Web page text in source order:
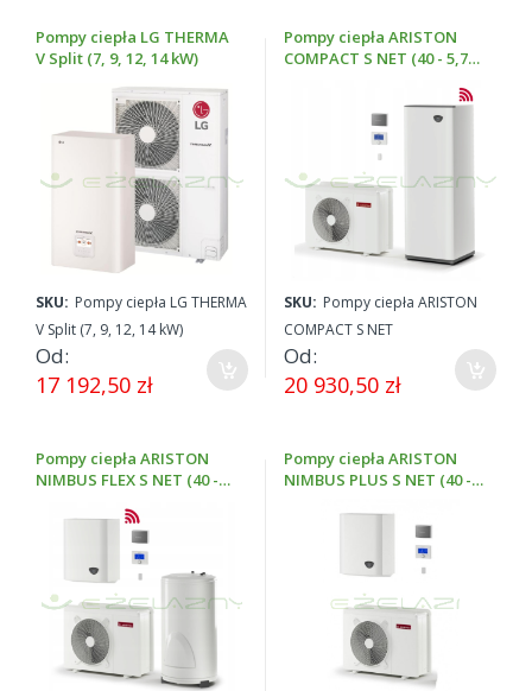
Pompy ciepła LG THERMA
V Split (7, 9, 12, 14 kW)
SKU: Pompy ciepła LG THERMA
V Split (7, 9, 12, 14 kW)
Od
17 192,50 zł
Pompy ciepła ARISTON
COMPACT S NET (40 - 5,7
SKU: Pompy ciepła ARISTON
COMPACT S NET
Od
20 930,50 zł
Pompy ciepła ARISTON
NIMBUS FLEX S NET (40 -
Pompy ciepła ARISTON
NIMBUS PLUS S NET (40 -